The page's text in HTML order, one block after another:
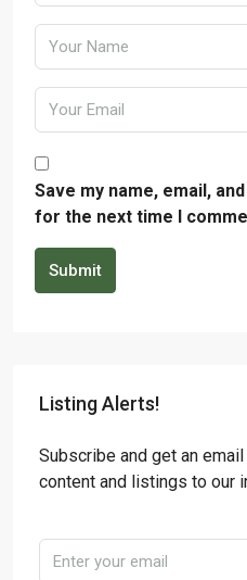
Save my name, email,
for the next time I
Submit
Listing Alerts!
Subscribe and get an
content and listings to our